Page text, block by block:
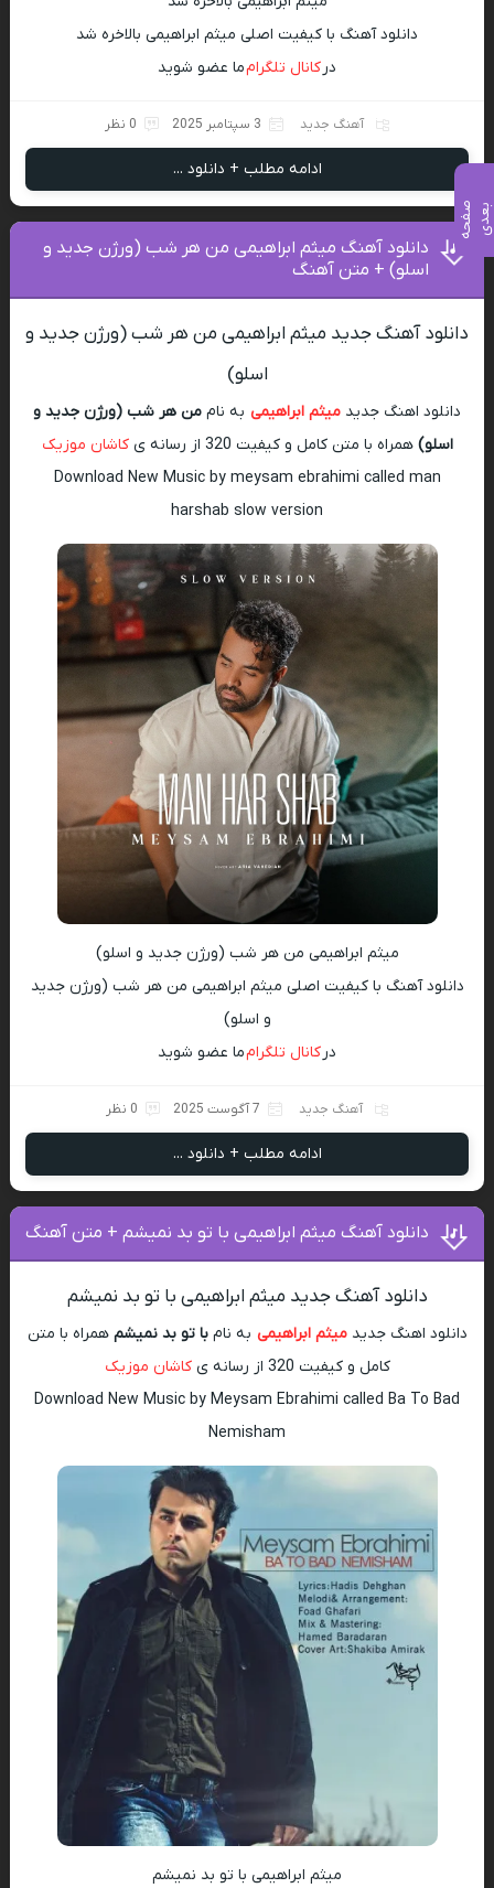
دانلود آهنگ با کیفیت اصلی میثم ابراهیمی بالاخره شد
درکانال تلگرامما عضو شوید
آهنگ جدید 3 سپتامبر 2025 0 نظر
ادامه مطلب + دانلود ...
دانلود آهنگ میثم ابراهیمی من هر شب (ورژن جدید و
اسلو) + متن آهنگ
دانلود آهنگ جدید میثم ابراهیمی من هر شب (ورژن جدید و
اسلو)
دانلود اهنگ جدید میثم ابراهیمی به نام من هر شب (ورژن جدید و
اسلو) همراه با متن کامل و کیفیت 320 از رسانه ی
کاشان موزیک
Download New Music by meysam ebrahimi called man
harshab slow version
میثم ابراهیمی من هر شب (ورژن جدید و اسلو)
دانلود آهنگ با کیفیت اصلی میثم ابراهیمی من هر شب (ورژن جدید
و اسلو)
درکانال تلگرامما عضو شوید
آهنگ جدید 7 آگوست 2025 0 نظر
ادامه مطلب + دانلود ...
دانلود آهنگ میثم ابراهیمی با تو بد نمیشم + متن آهنگ
دانلود آهنگ جدید میثم ابراهیمی با تو بد نمیشم
دانلود اهنگ جدیدمیثم ابراهیمی به نامبا تو بد نمیشم همراه با متن
کامل و کیفیت 320 از رسانه ی
کاشان موزیک
Download New Music by Meysam Ebrahimi called Ba To Bad
Nemisham
میثم ابراهیمی با تو بد نمیشم
ص
ف
ح
ه ب ع
د ی